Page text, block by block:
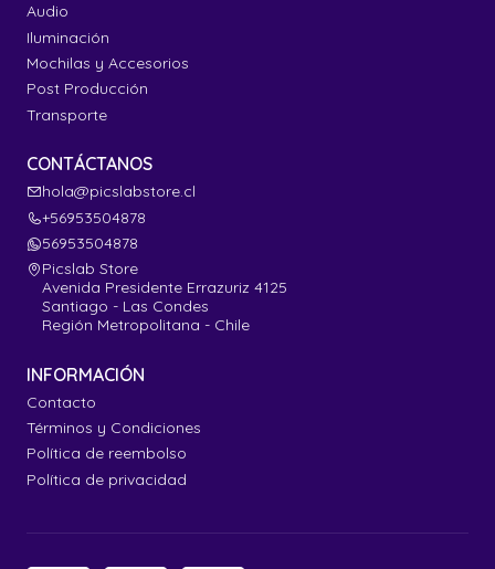
Audio
Iluminación
Mochilas y Accesorios
Post Producción
Transporte
CONTÁCTANOS
hola@picslabstore.cl
+56953504878
56953504878
Picslab Store
Avenida Presidente Errazuriz 4125
Santiago - Las Condes
Región Metropolitana - Chile
INFORMACIÓN
Contacto
Términos y Condiciones
Política de reembolso
Política de privacidad